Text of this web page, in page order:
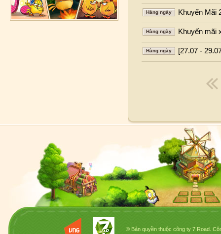
Hàng ngày Khuyến Mãi
Hàng ngày Khuyến mãi
Hàng ngày [27.07 -
© Bản quyền thuộc công ty 7 Road.